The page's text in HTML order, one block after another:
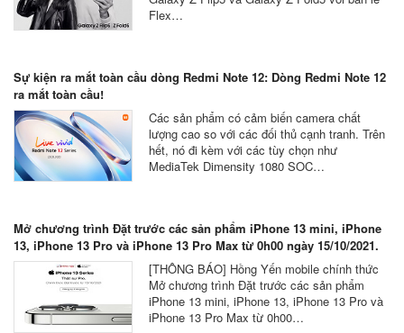
Flex…
Sự kiện ra mắt toàn cầu dòng Redmi Note 12: Dòng Redmi Note 12
ra mắt toàn cầu!
Các sản phẩm có cảm biến camera chất
lượng cao so với các đối thủ cạnh tranh. Trên
hết, nó đi kèm với các tùy chọn như
MediaTek Dimensity 1080 SOC…
Mở chương trình Đặt trước các sản phẩm iPhone 13 mini, iPhone
13, iPhone 13 Pro và iPhone 13 Pro Max từ 0h00 ngày 15/10/2021.
[THÔNG BÁO] Hồng Yến mobile chính thức
Mở chương trình Đặt trước các sản phẩm
iPhone 13 mini, iPhone 13, iPhone 13 Pro và
iPhone 13 Pro Max từ 0h00…